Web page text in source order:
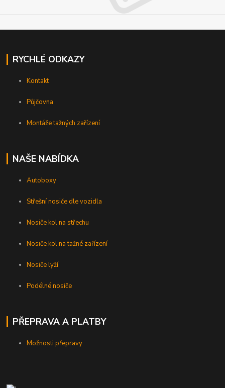
RYCHLÉ ODKAZY
Kontakt
Půjčovna
Montáže tažných zařízení
NAŠE NABÍDKA
Autoboxy
Střešní nosiče dle vozidla
Nosiče kol na střechu
Nosiče kol na tažné zařízení
Nosiče lyží
Podélné nosiče
PŘEPRAVA A PLATBY
Možnosti přepravy